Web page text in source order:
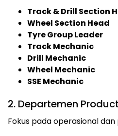
Track & Drill Section
Wheel Section Head
Tyre Group Leader
Track Mechanic
Drill Mechanic
Wheel Mechanic
SSE Mechanic
2. Departemen
Fokus pada operasional